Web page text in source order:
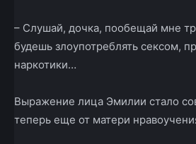
– Слушай, дочка, пообещай мне
будешь злоупотреблять сексом,
наркотики…
Выражение лица Эмилии стало
теперь еще от матери